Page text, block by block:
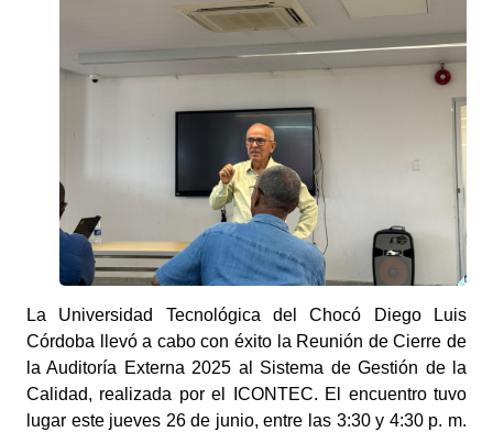
La Universidad Tecnológica del Chocó Diego Luis
Córdoba llevó a cabo con éxito la Reunión de Cierre de
la Auditoría Externa 2025 al Sistema de Gestión de la
Calidad, realizada por el ICONTEC. El encuentro tuvo
lugar este jueves 26 de junio, entre las 3:30 y 4:30 p. m.